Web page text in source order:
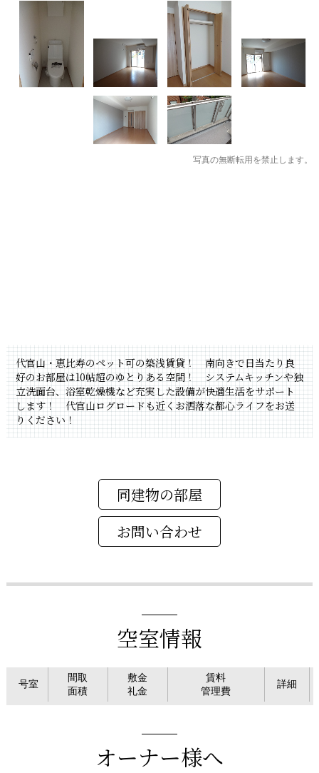
写真の無断転用を禁止します。
代官山・恵比寿のペット可の築浅賃貸！ 南向きで日当たり良
好のお部屋は10帖超のゆとりある空間！ システムキッチンや独
立洗面台、浴室乾燥機など充実した設備が快適生活をサポート
します！ 代官山ログロードも近くお洒落な都心ライフをお送
りください！
同建物の部屋
空室情報
号室
間取
面積
敷金
礼金
賃料
管理費
詳細
オーナー様へ